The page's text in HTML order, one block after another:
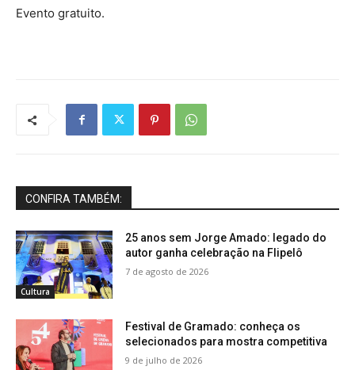
Evento gratuito.
CONFIRA TAMBÉM:
Cultura
25 anos sem Jorge Amado: legado do
autor ganha celebração na Flipelô
7 de agosto de 2026
Festival de Gramado: conheça os
selecionados para mostra competitiva
9 de julho de 2026